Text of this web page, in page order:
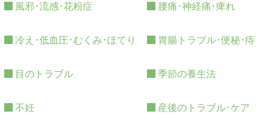
風邪･流感･花粉症 腰痛･神経痛･痺れ
冷え･低血圧･むくみ･ほてり 胃腸トラブル･便秘･痔
目のトラブル 季節の養生法
不妊 産後のトラブル･ケア